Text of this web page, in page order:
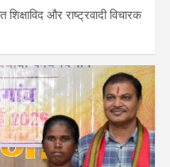
और राष्ट्रवादी विचारक